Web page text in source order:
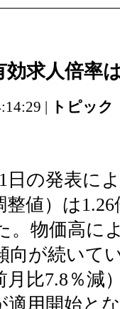
効求人倍率
| トピック
日の発表に
値）は
。物価高に
向が続いて
月比7.8％減
適用開始と